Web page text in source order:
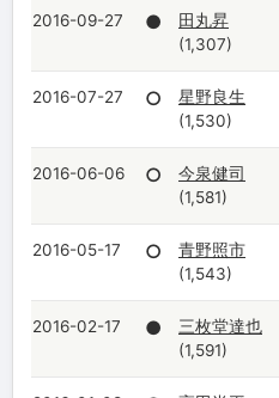
2016-09-27 ●
田丸昇
(1,307)
2016-07-27 ○
星野良生
(1,530)
2016-06-06 ○
今泉健司
(1,581)
2016-05-17 ○
青野照市
(1,543)
2016-02-17 ●
三枚堂達也
(1,591)